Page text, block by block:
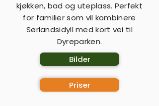
kjøkken, bad og uteplass. Perfekt
for familier som vil kombinere
Sørlandsidyll med kort vei til
Dyreparken.
Bilder
Priser